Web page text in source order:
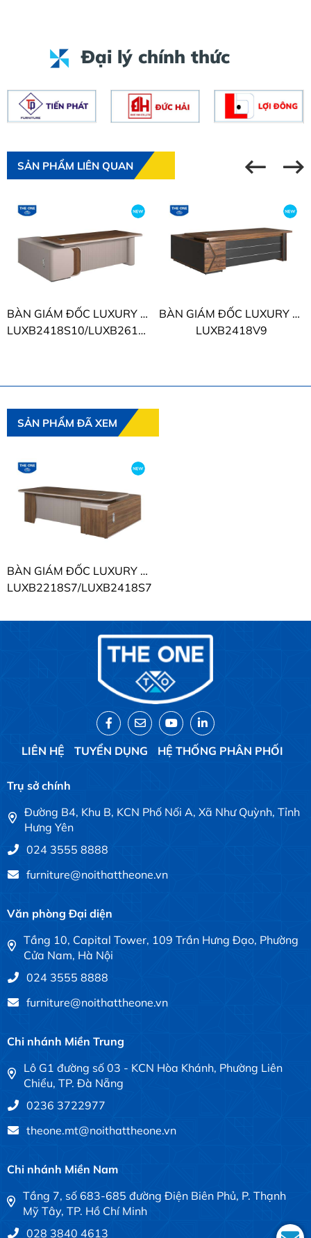
Đại lý chính thức
SẢN PHẨM LIÊN QUAN
BÀN GIÁM ĐỐC LUXURY SUPREME THE ONE
LUXB2418S10/LUXB2618S10
BÀN GIÁM ĐỐC LUXURY THE ONE
LUXB2418V9
SẢN PHẨM ĐÃ XEM
BÀN GIÁM ĐỐC LUXURY SUPREME THE ONE
LUXB2218S7/LUXB2418S7
LIÊN HỆ TUYỂN DỤNG HỆ THỐNG PHÂN PHỐI
Trụ sở chính
Đường B4, Khu B, KCN Phố Nối A, Xã Như Quỳnh, Tỉnh
Hưng Yên
024 3555 8888
furniture@noithattheone.vn
Văn phòng Đại diện
Tầng 10, Capital Tower, 109 Trần Hưng Đạo, Phường
Cửa Nam, Hà Nội
024 3555 8888
furniture@noithattheone.vn
Chi nhánh Miền Trung
Lô G1 đường số 03 - KCN Hòa Khánh, Phường Liên
Chiểu, TP. Đà Nẵng
0236 3722977
theone.mt@noithattheone.vn
Chi nhánh Miền Nam
Tầng 7, số 683-685 đường Điện Biên Phủ, P. Thạnh
Mỹ Tây, TP. Hồ Chí Minh
028 3840 4613